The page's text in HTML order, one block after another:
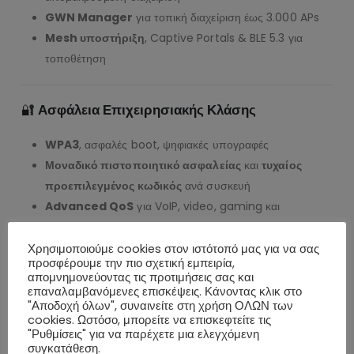
GWN Manager για τοπική διαχείριση έως 3.000 APs
Mesh υποστήριξη, Captive Portals & BLE 5.3 για
τοποθέτηση
🔐 Ασφάλεια Επιχειρησιακής Κλάσης
WPA3, ασφαλές boot, ψηφιακές υπογραφές
Μοναδικό πιστοποιητικό ασφαλείαςκαιτυχαίος
προεπιλεγμένος κωδικός ανά συσκευή
Advanced QoS για VoIP, video, gaming και
εφαρμογές χαμηλού latency
🧰Τεχνικές Προδιαγραφές
📡 Wi-Fi & Κεραίες
Πρότυπα: IEEE 802.11 a/b/g/n/ac/ax/be
Χρησιμοποιούμε cookies στον ιστότοπό μας για να σας
προσφέρουμε την πιο σχετική εμπειρία,
απομνημονεύοντας τις προτιμήσεις σας και
επαναλαμβανόμενες επισκέψεις. Κάνοντας κλικ στο
"Αποδοχή όλων", συναινείτε στη χρήση ΟΛΩΝ των
cookies. Ωστόσο, μπορείτε να επισκεφτείτε τις
"Ρυθμίσεις" για να παρέχετε μια ελεγχόμενη
συγκατάθεση.